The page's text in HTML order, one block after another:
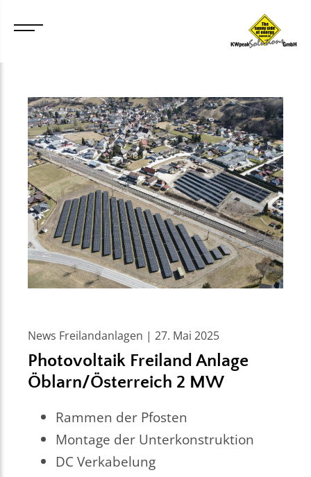
News Freilandanlagen | 27. Mai 2025
Photovoltaik Freiland Anlage
Öblarn/Österreich 2 MW
Rammen der Pfosten
Montage der Unterkonstruktion
DC Verkabelung